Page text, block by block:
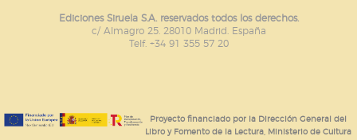
Ediciones Siruela S.A. reservados todos los derechos.
c/ Almagro 25. 28010 Madrid. España
Telf. +34 91 355 57 20
Proyecto financiado por la Dirección General del
Libro y Fomento de la Lectura, Ministerio de Cultura
publicitarios y se utilizan para mostrar publicidad
relevante para sus intereses en otros sitios. No
almacenan directamente información personal sino